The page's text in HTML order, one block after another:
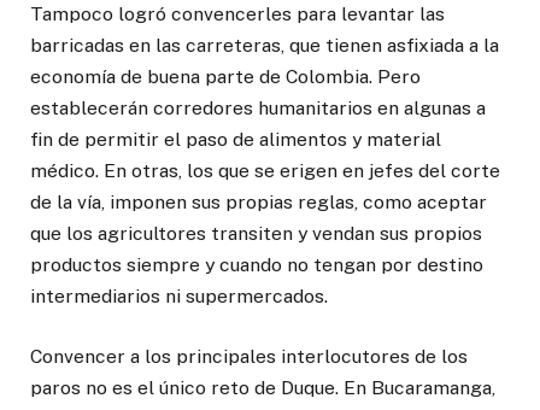
Tampoco logró convencerles para levantar las
barricadas en las carreteras, que tienen asfixiada a la
economía de buena parte de Colombia. Pero
establecerán corredores humanitarios en algunas a
fin de permitir el paso de alimentos y material
médico. En otras, los que se erigen en jefes del corte
de la vía, imponen sus propias reglas, como aceptar
que los agricultores transiten y vendan sus propios
productos siempre y cuando no tengan por destino
intermediarios ni supermercados.
Convencer a los principales interlocutores de los
paros no es el único reto de Duque. En Bucaramanga,